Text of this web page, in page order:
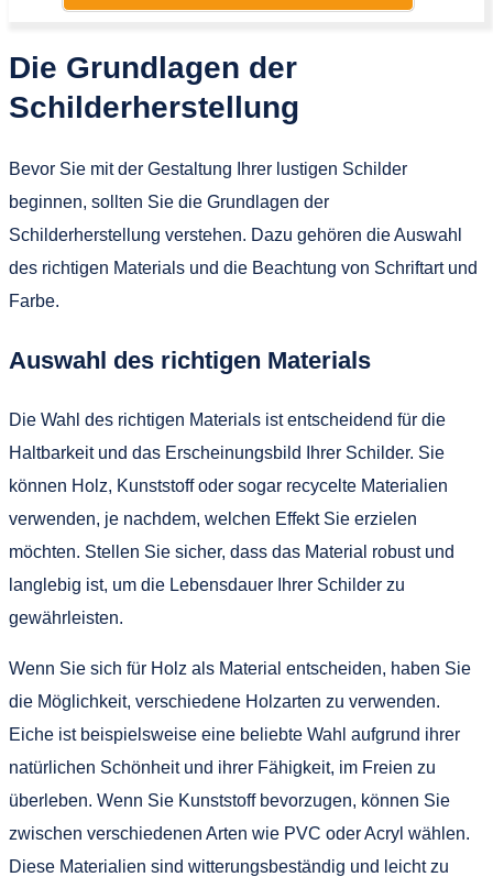
Die Grundlagen der
Schilderherstellung
Bevor Sie mit der Gestaltung Ihrer lustigen Schilder
beginnen, sollten Sie die Grundlagen der
Schilderherstellung verstehen. Dazu gehören die Auswahl
des richtigen Materials und die Beachtung von Schriftart und
Farbe.
Auswahl des richtigen Materials
Die Wahl des richtigen Materials ist entscheidend für die
Haltbarkeit und das Erscheinungsbild Ihrer Schilder. Sie
können Holz, Kunststoff oder sogar recycelte Materialien
verwenden, je nachdem, welchen Effekt Sie erzielen
möchten. Stellen Sie sicher, dass das Material robust und
langlebig ist, um die Lebensdauer Ihrer Schilder zu
gewährleisten.
Wenn Sie sich für Holz als Material entscheiden, haben Sie
die Möglichkeit, verschiedene Holzarten zu verwenden.
Eiche ist beispielsweise eine beliebte Wahl aufgrund ihrer
natürlichen Schönheit und ihrer Fähigkeit, im Freien zu
überleben. Wenn Sie Kunststoff bevorzugen, können Sie
zwischen verschiedenen Arten wie PVC oder Acryl wählen.
Diese Materialien sind witterungsbeständig und leicht zu